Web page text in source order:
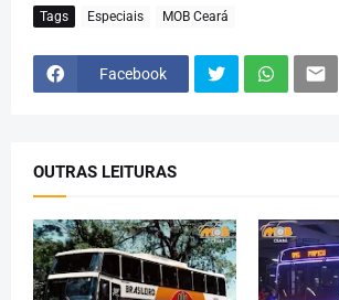
Tags Especiais MOB Ceará
Facebook
OUTRAS LEITURAS